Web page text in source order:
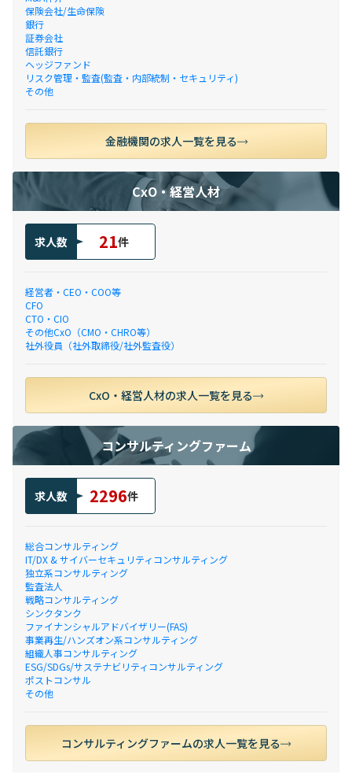
保険会社/生命保険
銀行
証券会社
信託銀行
ヘッジファンド
リスク管理・監査(監査・内部統制・セキュリティ)
その他
金融機関の求人一覧を見る
CxO・経営人材
求人数 21件
経営者・CEO・COO等
CFO
CTO・CIO
その他CxO（CMO・CHRO等）
社外役員（社外取締役/社外監査役）
CxO・経営人材の求人一覧を見る
コンサルティングファーム
求人数 2296件
総合コンサルティング
IT/DX & サイバーセキュリティコンサルティング
独立系コンサルティング
監査法人
戦略コンサルティング
シンクタンク
ファイナンシャルアドバイザリー(FAS)
事業再生/ハンズオン系コンサルティング
組織人事コンサルティング
ESG/SDGs/サステナビリティコンサルティング
ポストコンサル
その他
コンサルティングファームの求人一覧を見る